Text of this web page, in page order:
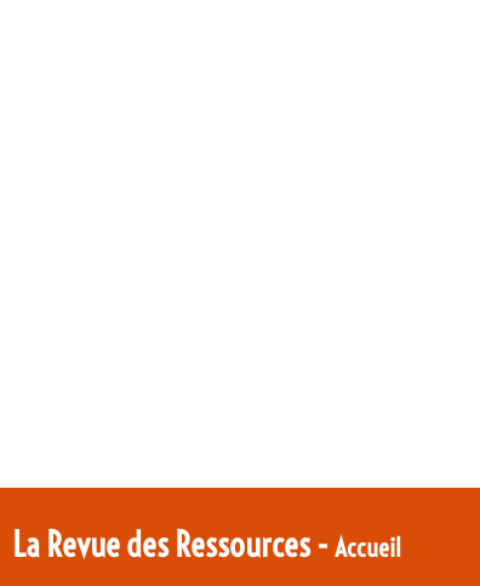
La Revue des Ressources -Accueil